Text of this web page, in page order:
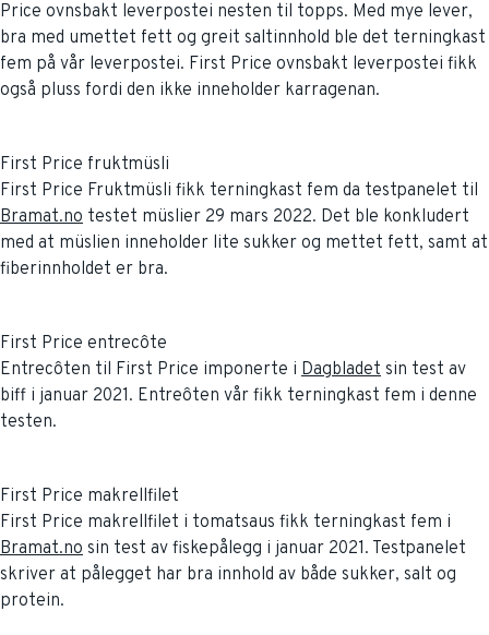
Price ovnsbakt leverpostei nesten til topps. Med mye lever,
bra med umettet fett og greit saltinnhold ble det terningkast
fem på vår leverpostei. First Price ovnsbakt leverpostei fikk
også pluss fordi den ikke inneholder karragenan.
First Price fruktmüsli
First Price Fruktmüsli fikk terningkast fem da testpanelet til
Bramat.no testet müslier 29 mars 2022. Det ble konkludert
med at müslien inneholder lite sukker og mettet fett, samt at
fiberinnholdet er bra.
First Price entrecôte
Entrecôten til First Price imponerte i Dagbladet sin test av
biff i januar 2021. Entreôten vår fikk terningkast fem i denne
testen.
First Price makrellfilet
First Price makrellfilet i tomatsaus fikk terningkast fem i
Bramat.no sin test av fiskepålegg i januar 2021. Testpanelet
skriver at pålegget har bra innhold av både sukker, salt og
protein.